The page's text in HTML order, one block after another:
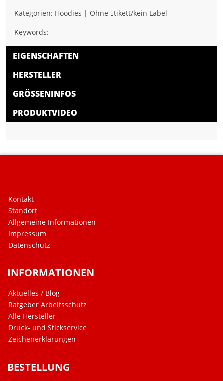
Kategorien: Hoodies | Ohne Etikett/kein Label
Keywords:
EIGENSCHAFTEN
HERSTELLER
GRÖSSENINFOS
PRODUKTVIDEO
Kontakt
Standort
Allgemeine Informationen
Impressum
Datenschutz
INFORMATIONEN
Aktuelles / Blog
Ratgeber Arbeitsschutz
Alle Hersteller
Druck- und Stickservice
Zeichenerklärungen
BESTELLUNG